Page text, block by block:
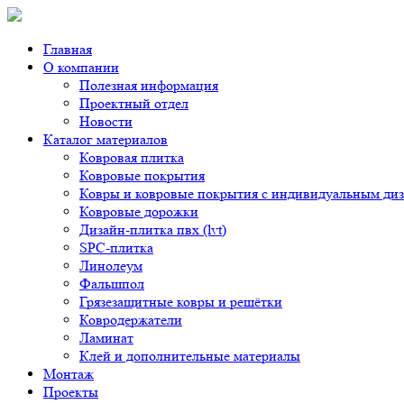
Главная
О компании
Полезная информация
Проектный отдел
Новости
Каталог материалов
Ковровая плитка
Ковровые покрытия
Ковры и ковровые покрытия с индивидуальным
Ковровые дорожки
Дизайн-плитка пвх (lvt)
SPC-плитка
Линолеум
Фальшпол
Грязезащитные ковры и решётки
Ковродержатели
Ламинат
Клей и дополнительные материалы
Монтаж
Проекты